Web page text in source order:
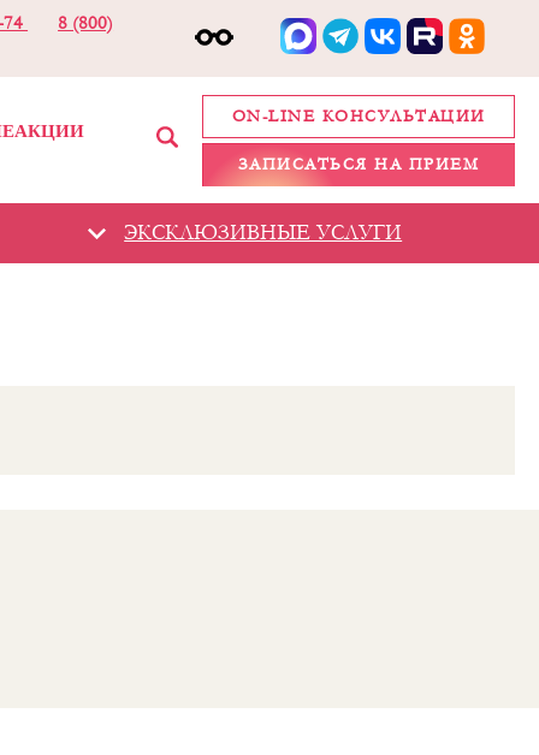
8 (800)
АКЦИИ
ON-LINE КОНСУЛЬТАЦИИ
ЗАПИСАТЬСЯ НА ПРИЕМ
ЭКСКЛЮЗИВНЫЕ УСЛУГИ